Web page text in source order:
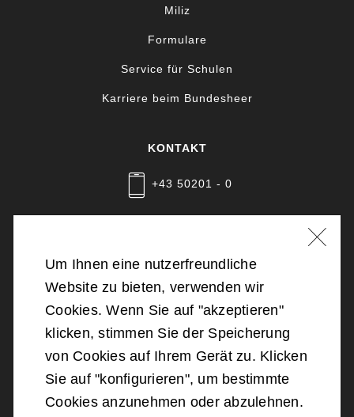
Miliz
Formulare
Service für Schulen
Karriere beim Bundesheer
KONTAKT
+43 50201 - 0
2026Bundesministerium für Landesverteidigung
Barrierefreiheit
Um Ihnen eine nutzerfreundliche
Website zu bieten, verwenden wir
Cookies. Wenn Sie auf "akzeptieren"
klicken, stimmen Sie der Speicherung
von Cookies auf Ihrem Gerät zu. Klicken
Sie auf "konfigurieren", um bestimmte
Cookies anzunehmen oder abzulehnen.